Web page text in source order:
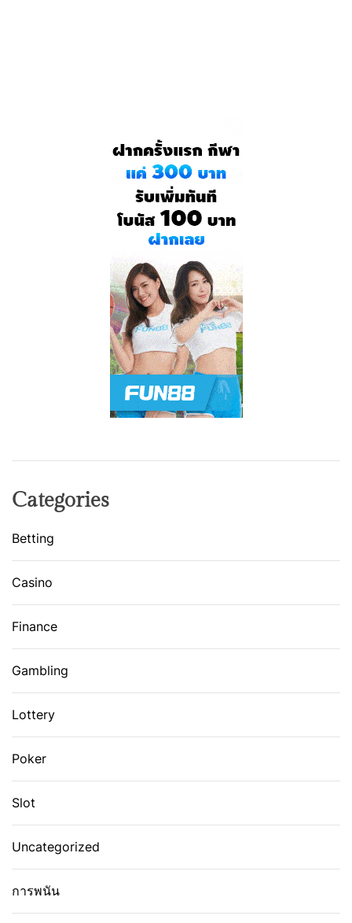
Categories
Betting
Casino
Finance
Gambling
Lottery
Poker
Slot
Uncategorized
การพนัน